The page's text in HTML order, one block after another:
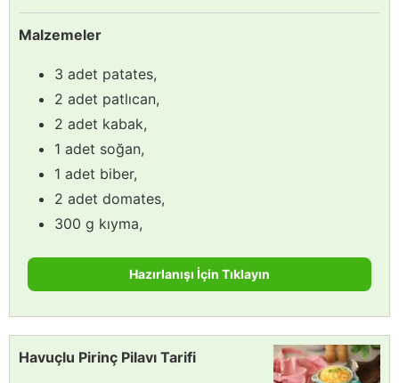
Malzemeler
3 adet patates,
2 adet patlıcan,
2 adet kabak,
1 adet soğan,
1 adet biber,
2 adet domates,
300 g kıyma,
Hazırlanışı İçin Tıklayın
Havuçlu Pirinç Pilavı Tarifi